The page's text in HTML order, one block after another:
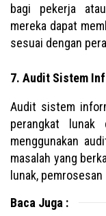
bagi pekerja
mereka dapat
sesuai dengan
7. Audit Sistem
Audit sistem
perangkat lunak
menggunakan
masalah yang
lunak,
Baca Juga :